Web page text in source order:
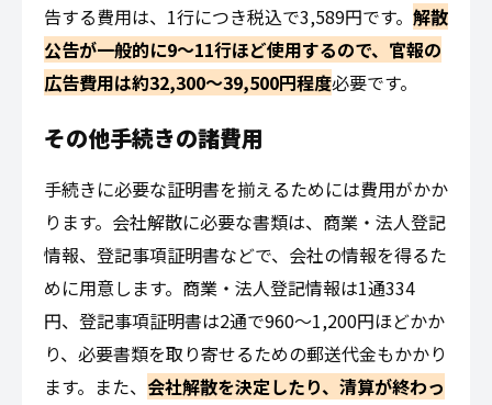
告する費用は、1行につき税込で3,589円です。 解散
公告が一般的に9～11行ほど使用するので、官報の
広告費用は約32,300～39,500円程度必要です。
その他手続きの諸費用
手続きに必要な証明書を揃えるためには費用がかか
ります。会社解散に必要な書類は、商業・法人登記
情報、登記事項証明書などで、会社の情報を得るた
めに用意します。商業・法人登記情報は1通334
円、登記事項証明書は2通で960〜1,200円ほどかか
り、必要書類を取り寄せるための郵送代金もかかり
ます。また、 会社解散を決定したり、清算が終わっ